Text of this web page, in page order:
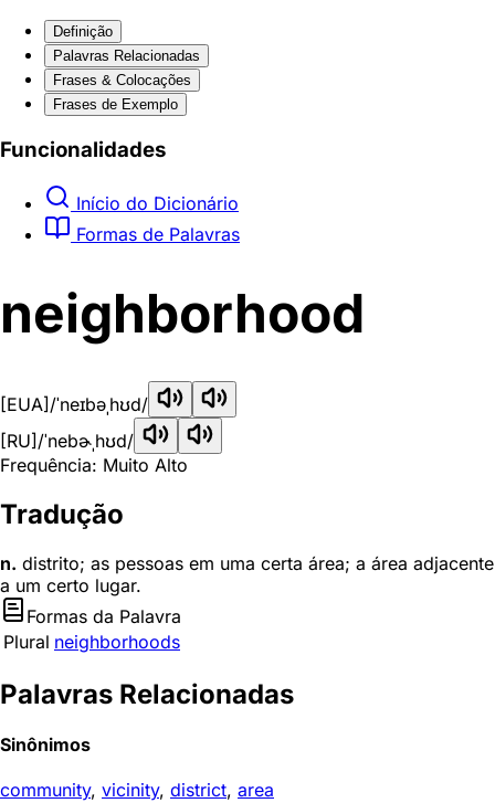
Definição
Palavras Relacionadas
Frases & Colocações
Frases de Exemplo
Funcionalidades
Início do Dicionário
Formas de Palavras
neighborhood
[EUA] /ˈneɪbəˌhʊd/
[RU] /ˈnebɚˌhʊd/
Frequência: Muito Alto
Tradução
n. distrito; as pessoas em uma certa área; a área adjacente
a um certo lugar.
Formas da Palavra
Plural neighborhoods
Palavras Relacionadas
Sinônimos
community, vicinity, district, area